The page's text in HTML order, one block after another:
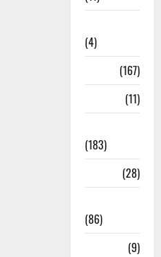
(4)
(167)
(11)
(183)
(28)
(86)
(9)